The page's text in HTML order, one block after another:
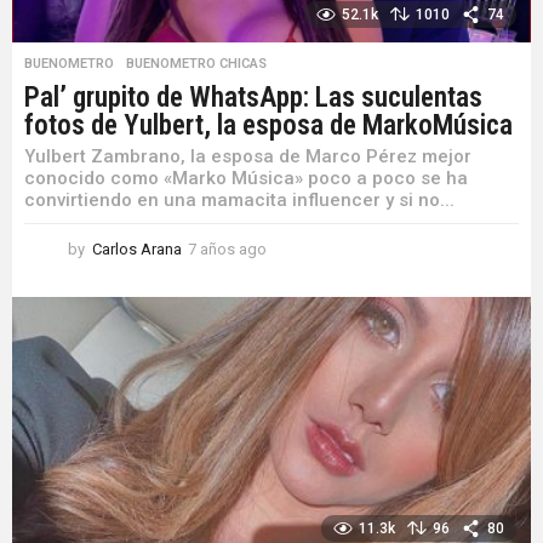
52.1k 1010 74
BUENOMETRO ,BUENOMETRO CHICAS
Pal’ grupito de WhatsApp: Las suculentas
fotos de Yulbert, la esposa de MarkoMúsica
Yulbert Zambrano, la esposa de Marco Pérez mejor
conocido como «Marko Música» poco a poco se ha
convirtiendo en una mamacita influencer y si no...
by Carlos Arana 7 años ago
ñ
o
s
a
g
o
11.3k 96 80